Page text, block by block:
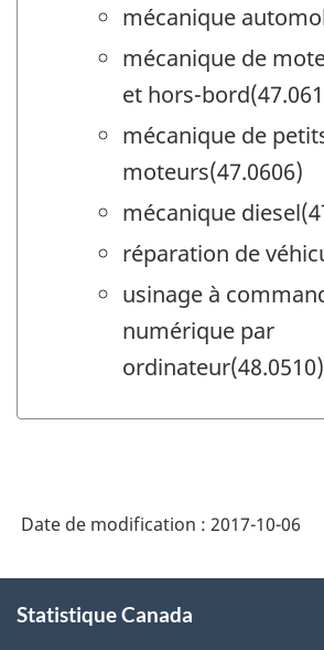
mécanique
mécanique de
et hors-
mécanique de
moteurs(47.0606)
mécanique
réparation de
usinage à
numérique par
ordinateur(48.0510)
Date de modification : 2017-10-06
propos
Statistique Canada